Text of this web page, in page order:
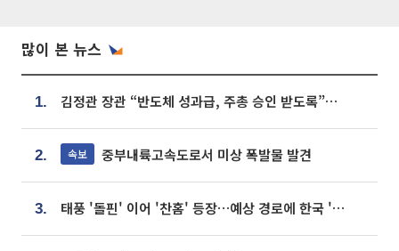
많이 본 뉴스
1. 김정관 장관 “반도체 성과급, 주총 승인 받도록”…상법·자본시장법 개정 시사
2. 속보 중부내륙고속도로서 미상 폭발물 발견
3. 태풍 '돌핀' 이어 '찬홈' 등장…예상 경로에 한국 '한숨'